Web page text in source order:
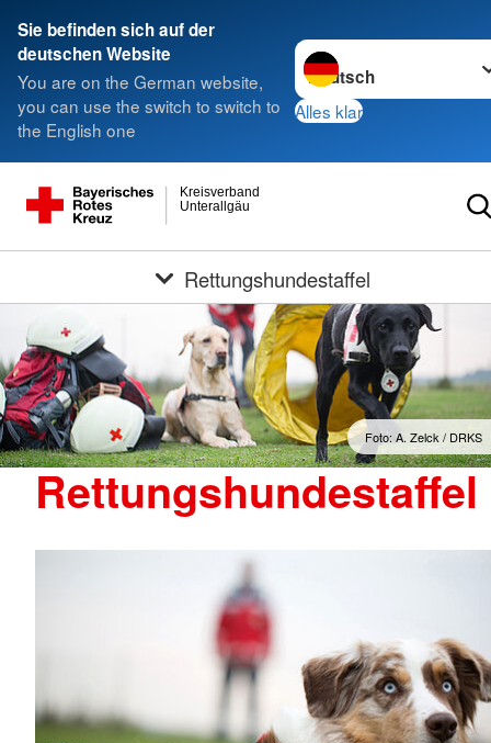
Sie befinden sich auf der
deutschen Website
You are on the German website,
you can use the switch to switch to
the English one
Sprache wechseln zu
Alles klar
Unterallgäu
Kreisverband
Rettungshundestaffel
Foto: A. Zelck / DRKS
Rettungshundestaffel